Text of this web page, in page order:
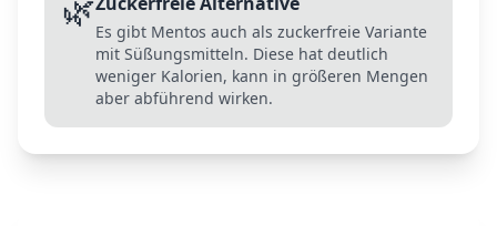
🌿Es gibt Mentos auch als zuckerfreie Variante
mit Süßungsmitteln. Diese hat deutlich
weniger Kalorien, kann in größeren Mengen
aber abführend wirken.